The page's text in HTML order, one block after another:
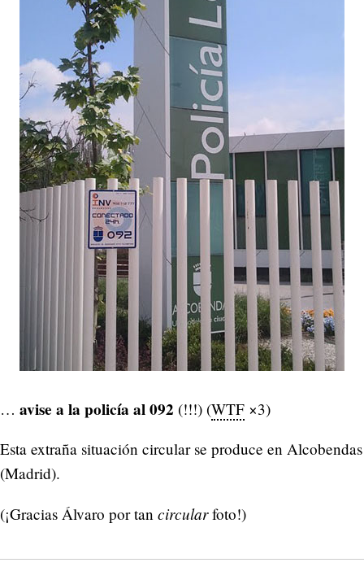
… avise a la policía al 092 (!!!) (WTF ×3)
Esta extraña situación circular se produce en Alcobendas
(Madrid).
(¡Gracias Álvaro por tan circularfoto!)